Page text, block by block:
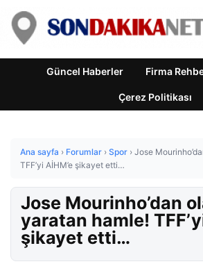
Güncel Haberler Firma
Çerez Politikası
Ana sayfa › Forumlar › Spor › Jose
TFF’yi AİHM’e şikayet etti…
Jose Mourinho’dan
yaratan hamle!
şikayet etti…